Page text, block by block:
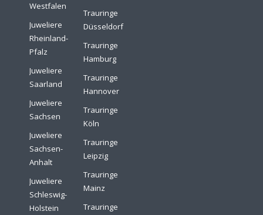
Westfalen
Juweliere
Rheinland-
Pfalz
Juweliere
Saarland
Juweliere
Sachsen
Juweliere
Sachsen-
Anhalt
Juweliere
Schleswig-
Holstein
Trauringe
Düsseldorf
Trauringe
Hamburg
Trauringe
Hannover
Trauringe
Köln
Trauringe
Leipzig
Trauringe
Mainz
Trauringe